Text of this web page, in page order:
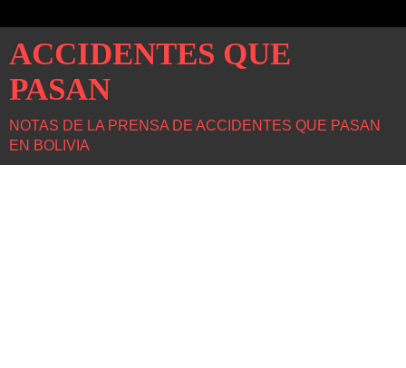
ACCIDENTES QUE
PASAN
NOTAS DE LA PRENSA DE ACCIDENTES QUE PASAN
EN BOLIVIA